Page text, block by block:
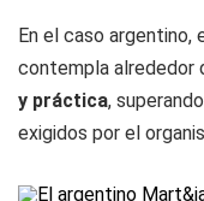
En el caso
contempla alrededor
y práctica,
exigidos por el